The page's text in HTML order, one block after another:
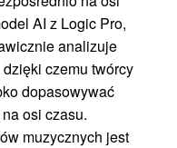
AI z Logic Pro,
analizuje
czemu twórcy
dopasowywać
osi czasu.
muzycznych jest